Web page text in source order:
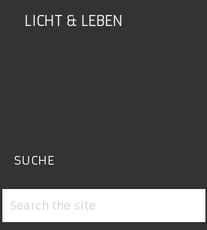
LICHT & LEBEN
SUCHE